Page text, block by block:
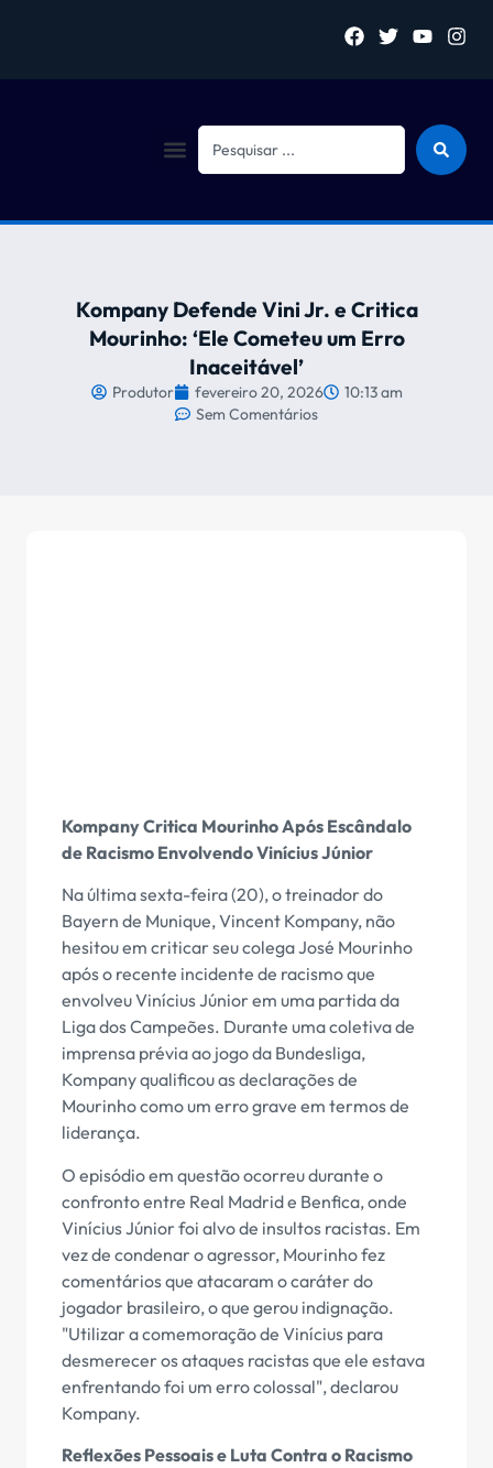
Kompany Defende Vini Jr. e Critica
Mourinho: ‘Ele Cometeu um Erro
Inaceitável’
Produtor fevereiro 20, 2026
10:13 am
Sem Comentários
Kompany Critica Mourinho Após Escândalo
de Racismo Envolvendo Vinícius Júnior
Na última sexta-feira (20), o treinador do
Bayern de Munique, Vincent Kompany, não
hesitou em criticar seu colega José Mourinho
após o recente incidente de racismo que
envolveu Vinícius Júnior em uma partida da
Liga dos Campeões. Durante uma coletiva de
imprensa prévia ao jogo da Bundesliga,
Kompany qualificou as declarações de
Mourinho como um erro grave em termos de
liderança.
O episódio em questão ocorreu durante o
confronto entre Real Madrid e Benfica, onde
Vinícius Júnior foi alvo de insultos racistas. Em
vez de condenar o agressor, Mourinho fez
comentários que atacaram o caráter do
jogador brasileiro, o que gerou indignação.
"Utilizar a comemoração de Vinícius para
desmerecer os ataques racistas que ele estava
enfrentando foi um erro colossal", declarou
Kompany.
Reflexões Pessoais e Luta Contra o Racismo